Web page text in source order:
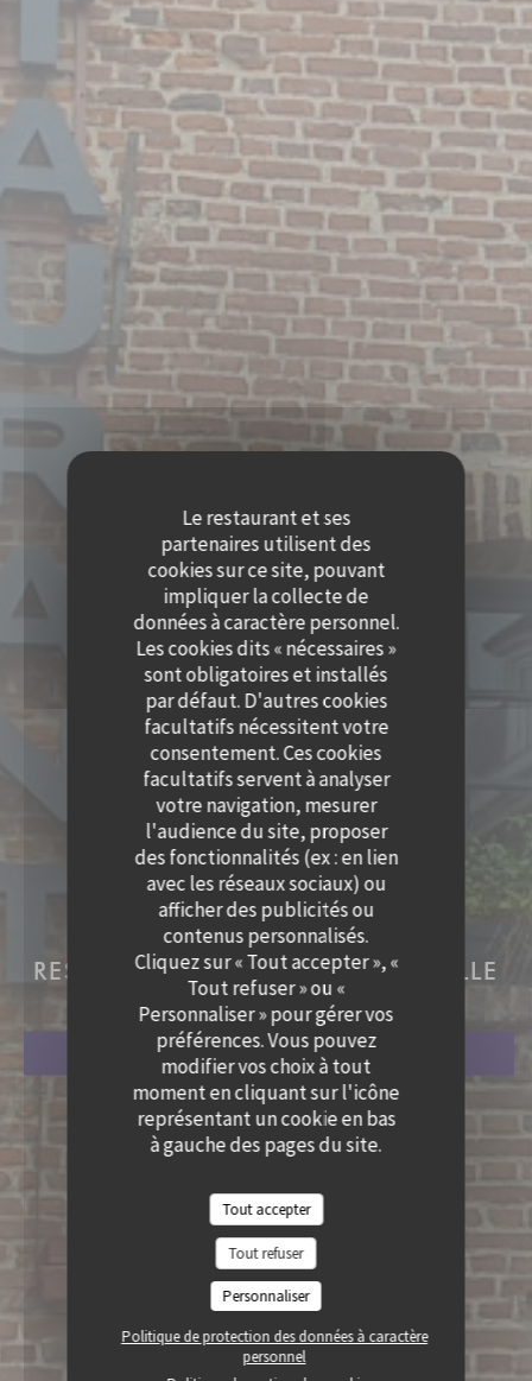
Le restaurant et ses
partenaires utilisent des
cookies sur ce site, pouvant
impliquer la collecte de
données à caractère personnel.
Les cookies dits « nécessaires »
sont obligatoires et installés
par défaut. D'autres cookies
facultatifs nécessitent votre
consentement. Ces cookies
facultatifs servent à analyser
votre navigation, mesurer
l'audience du site, proposer
des fonctionnalités (ex : en lien
avec les réseaux sociaux) ou
afficher des publicités ou
contenus personnalisés.
Cliquez sur « Tout accepter », «
Tout refuser » ou «
Personnaliser » pour gérer vos
préférences. Vous pouvez
modifier vos choix à tout
moment en cliquant sur l'icône
représentant un cookie en bas
à gauche des pages du site.
Tout accepter
Tout refuser
Personnaliser
Politique de protection des données à caractère
personnel
LE LION BOSSU
LE LION BOSSU
RESTAURANT TRADITIONNEL LILLE
RÉSERVER